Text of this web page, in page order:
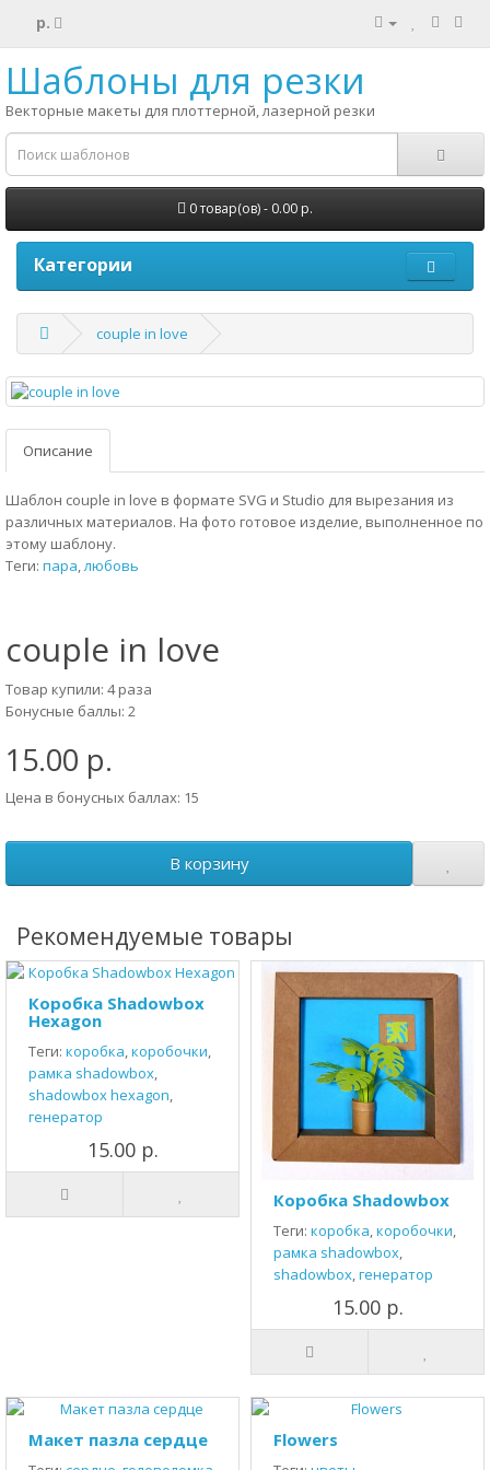
р.
Шаблоны для резки
Векторные макеты для плоттерной, лазерной резки
0 товар(ов) - 0.00 р.
Категории
couple in love
Описание
Шаблон couple in love в формате SVG и Studio для вырезания из
различных материалов. На фото готовое изделие, выполненное по
этому шаблону.
Теги: пара,любовь
couple in love
Товар купили: 4 раза
Бонусные баллы: 2
15.00 р.
Цена в бонусных баллах: 15
В корзину
Рекомендуемые товары
Коробка Shadowbox
Hexagon
Теги: коробка,коробочки,
рамка shadowbox,
shadowbox hexagon,
генератор
15.00 р.
Коробка Shadowbox
Теги: коробка,коробочки,
рамка shadowbox,
shadowbox,генератор
15.00 р.
Макет пазла сердце Flowers